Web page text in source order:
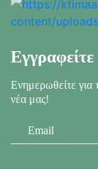
Ενημερωθείτε για
νέα μας!